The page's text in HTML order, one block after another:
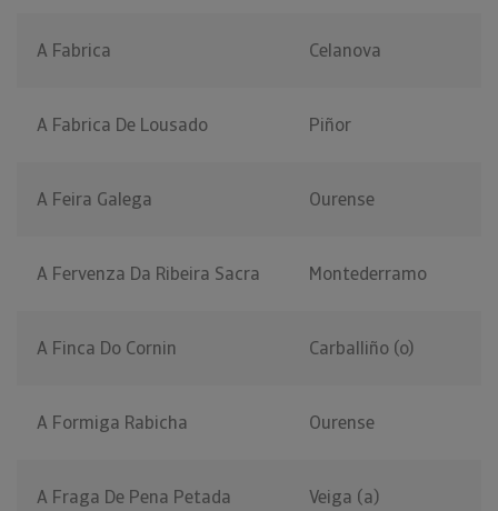
A Fabrica Celanova
A Fabrica De Lousado Piñor
A Feira Galega Ourense
A Fervenza Da Ribeira Sacra Montederramo
A Finca Do Cornin Carballiño (o)
A Formiga Rabicha Ourense
A Fraga De Pena Petada Veiga (a)